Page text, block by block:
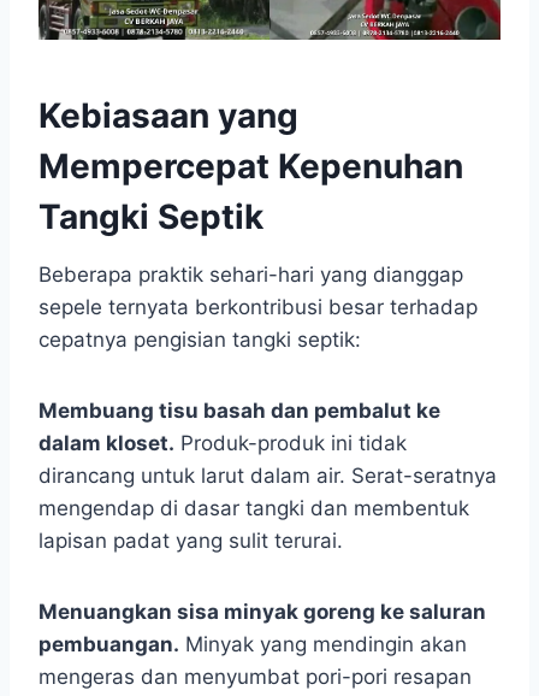
Kebiasaan yang
Mempercepat Kepenuhan
Tangki Septik
Beberapa praktik sehari-hari yang dianggap
sepele ternyata berkontribusi besar terhadap
cepatnya pengisian tangki septik:
Membuang tisu basah dan pembalut ke
dalam kloset. Produk-produk ini tidak
dirancang untuk larut dalam air. Serat-seratnya
mengendap di dasar tangki dan membentuk
lapisan padat yang sulit terurai.
Menuangkan sisa minyak goreng ke saluran
pembuangan. Minyak yang mendingin akan
mengeras dan menyumbat pori-pori resapan